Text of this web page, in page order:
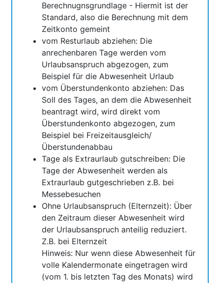
Berechnugnsgrundlage - Hiermit ist der
Standard, also die Berechnung mit dem
Zeitkonto gemeint
vom Resturlaub abziehen: Die
anrechenbaren Tage werden vom
Urlaubsanspruch abgezogen, zum
Beispiel für die Abwesenheit Urlaub
vom Überstundenkonto abziehen: Das
Soll des Tages, an dem die Abwesenheit
beantragt wird, wird direkt vom
Überstundenkonto abgezogen, zum
Beispiel bei Freizeitausgleich/
Überstundenabbau
Tage als Extraurlaub gutschreiben: Die
Tage der Abwesenheit werden als
Extraurlaub gutgeschrieben z.B. bei
Messebesuchen
Ohne Urlaubsanspruch (Elternzeit): Über
den Zeitraum dieser Abwesenheit wird
der Urlaubsanspruch anteilig reduziert.
Z.B. bei Elternzeit
Hinweis: Nur wenn diese Abwesenheit für
volle Kalendermonate eingetragen wird
(vom 1. bis letzten Tag des Monats) wird